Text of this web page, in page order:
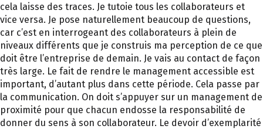
cela laisse des traces. Je tutoie tous les collaborateurs et
vice versa. Je pose naturellement beaucoup de questions,
car c’est en interrogeant des collaborateurs à plein de
niveaux différents que je construis ma perception de ce que
doit être l’entreprise de demain. Je vais au contact de façon
très large. Le fait de rendre le management accessible est
important, d’autant plus dans cette période. Cela passe par
la communication. On doit s’appuyer sur un management de
proximité pour que chacun endosse la responsabilité de
donner du sens à son collaborateur. Le devoir d’exemplarité